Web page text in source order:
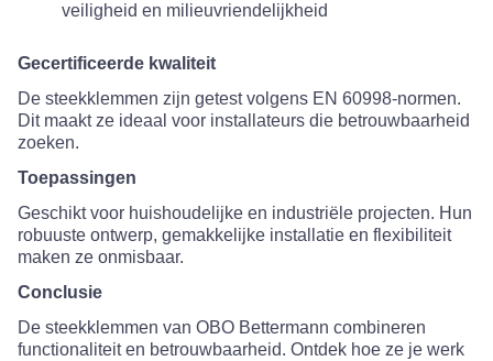
veiligheid en milieuvriendelijkheid
Gecertificeerde kwaliteit
De steekklemmen zijn getest volgens EN 60998-normen.
Dit maakt ze ideaal voor installateurs die betrouwbaarheid
zoeken.
Toepassingen
Geschikt voor huishoudelijke en industriële projecten. Hun
robuuste ontwerp, gemakkelijke installatie en flexibiliteit
maken ze onmisbaar.
Conclusie
De steekklemmen van OBO Bettermann combineren
functionaliteit en betrouwbaarheid. Ontdek hoe ze je werk